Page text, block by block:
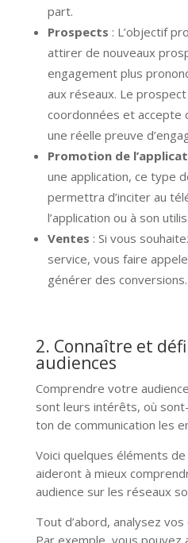
part.
Prospects : L’objectif
attirer de nouveaux
engagement plus
aux réseaux. Le
coordonnées et accepte
une réelle preuve
Promotion de
une application, ce type
permettra d’inciter au
l’application ou à son
Ventes : Si vous
service, vous faire
générer des conversions.
2. Connaître et
audiences
Comprendre votre
sont leurs intérêts, où
ton de communication les
Voici quelques éléments
aideront à mieux
audience sur les réseaux
Tout d’abord, analysez